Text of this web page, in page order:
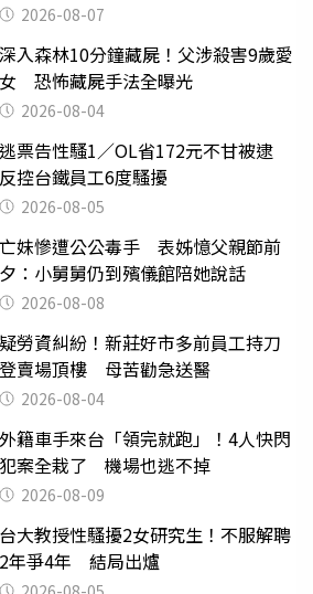
2026-08-07
深入森林10分鐘藏屍！父涉殺害9歲愛
女 恐怖藏屍手法全曝光
2026-08-04
逃票告性騷1／OL省172元不甘被逮
反控台鐵員工6度騷擾
2026-08-05
亡妹慘遭公公毒手 表姊憶父親節前
夕：小舅舅仍到殯儀館陪她說話
2026-08-08
疑勞資糾紛！新莊好市多前員工持刀
登賣場頂樓 母苦勸急送醫
2026-08-04
外籍車手來台「領完就跑」！4人快閃
犯案全栽了 機場也逃不掉
2026-08-09
台大教授性騷擾2女研究生！不服解聘
2年爭4年 結局出爐